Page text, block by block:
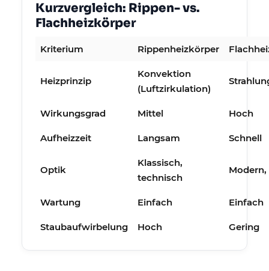
Kurzvergleich: Rippen- vs.
Flachheizkörper
Kriterium Rippenheizkörper
Heizprinzip
Konvektion
(Luftzirkulation)
Wirkungsgrad Mittel Hoch
Aufheizzeit Langsam Schnell
Optik
Klassisch,
technisch
Wartung Einfach Einfach
Staubaufwirbelung Hoch Gering